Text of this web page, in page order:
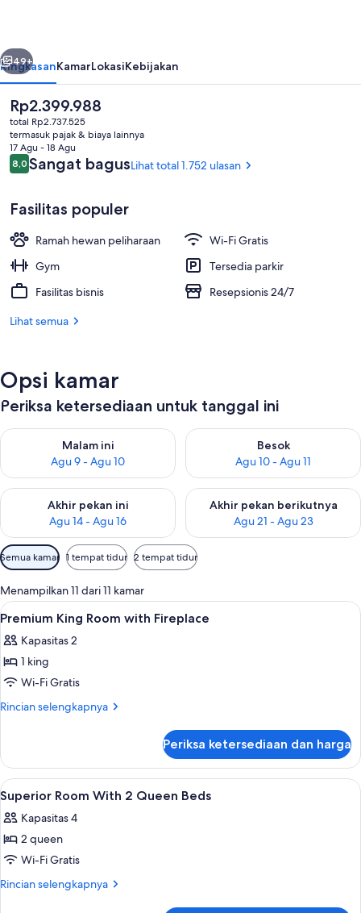
Bagian depan properti
Berikutnya
49+
RingkasanKamarLokasiKebijakan
Harga
saat
ini
Rp2.399.988
Rp2.399.988
total Rp2.737.525
termasuk pajak & biaya lainnya
17 Agu - 18 Agu
Ulasan
8,08,0 dari 10
Sangat bagusLihat total 1.752 ulasan
Fasilitas populer
Ramah hewan peliharaan
Wi-Fi Gratis
Gym
Tersedia parkir
Fasilitas bisnis
Resepsionis 24/7
Lihat semua
Opsi kamar
Periksa ketersediaan untuk tanggal ini
Malam ini
Agu 9 - Agu 10
Periksa ketersediaan untuk malam ini Agu 9 - Agu 10
Besok
Agu 10 - Agu 11
Periksa ketersediaan untuk
Akhir pekan ini
Agu 14 - Agu 16
Periksa ketersediaan untuk akhir pekan ini Agu 14 - Agu 16
Akhir pekan berikutnya
Agu 21 - Agu 23
Periksa ketersediaan untuk
Filter
tersedia
untuk
kamar
Semua kamar 1 tempat tidur 2 tempat tidur
Menampilkan 11 dari 11 kamar
Lihat
semua
foto
untuk
Premium
King
Fireplace
Seprai premium, bantalan ekstra
1
Premium King Room with Fireplace
Kapasitas 2
1 king
Wi-Fi Gratis
Rincian selengkapnya
Rincian
Premium
King
Room
with
Fireplace
Periksa ketersediaan dan harga
Lihat
semua
foto
untuk
Superior
Room
Seprai premium, bantalan ekstra
1
Superior Room With 2 Queen Beds
Kapasitas 4
2 queen
Wi-Fi Gratis
Rincian selengkapnya
Rincian